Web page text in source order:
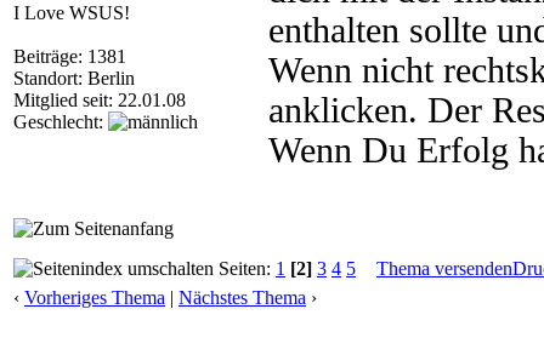
I Love WSUS!
Beiträge: 1381
Standort: Berlin
Mitglied seit: 22.01.08
Geschlecht:
enthalten sollte
Wenn nicht
anklicken. Der
Wenn Du Erfolg
Seiten: 1 [2] 3 4 5 Thema versenden
‹ Vorheriges Thema | Nächstes Thema ›